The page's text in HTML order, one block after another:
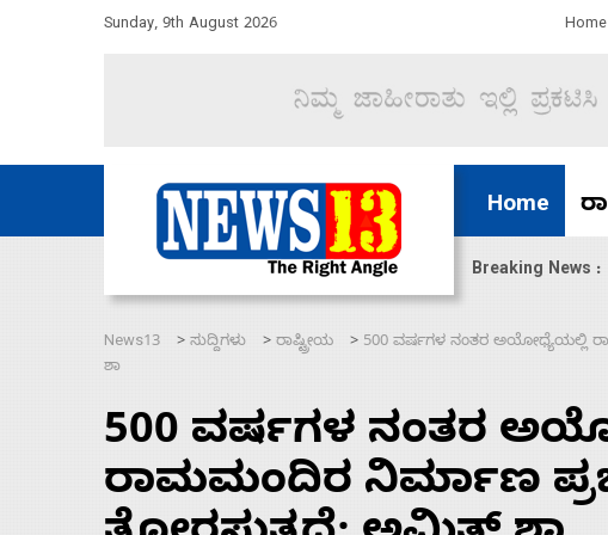
Sunday, 9th August 2026 Home
Home
Breaking News :
ಮೂಲಕ 60 ಹಡಗುಗಳನ್ನು ಸುರಕ್ಷಿತವಾಗಿ ಸಾಗಿಸಿದೆ ಭಾರತ
News13 > ಸುದ್ದಿಗಳು > ರಾಷ್ಟ್ರೀಯ > 500 ವರ್ಷಗಳ ನಂತರ ಅಯೋಧ್ಯೆಯಲ್ಲಿ
ಶಾ
500 ವರ್ಷಗಳ ನಂತರ
ರಾಮಮಂದಿರ ನಿರ್ಮಾಣ